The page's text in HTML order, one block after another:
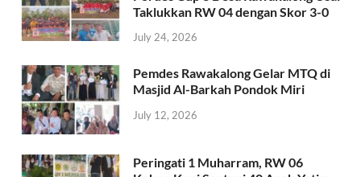
Taklukkan RW 04 dengan Skor 3-0
July 24, 2026
Pemdes Rawakalong Gelar MTQ di
Masjid Al-Barkah Pondok Miri
July 12, 2026
Peringati 1 Muharram, RW 06